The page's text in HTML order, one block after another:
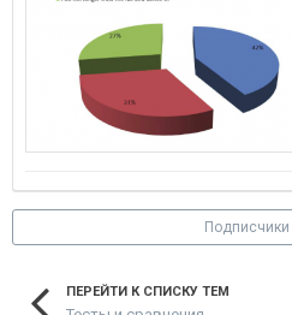
Подписчики
ПЕРЕЙТИ К СПИСКУ ТЕМ